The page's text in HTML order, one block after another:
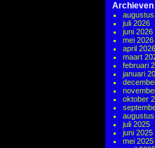
Archieven
juli 2026
juni 2026
mei 2026
april 2026
maart
februari
januari
oktober
juli 2025
juni 2025
mei 2025